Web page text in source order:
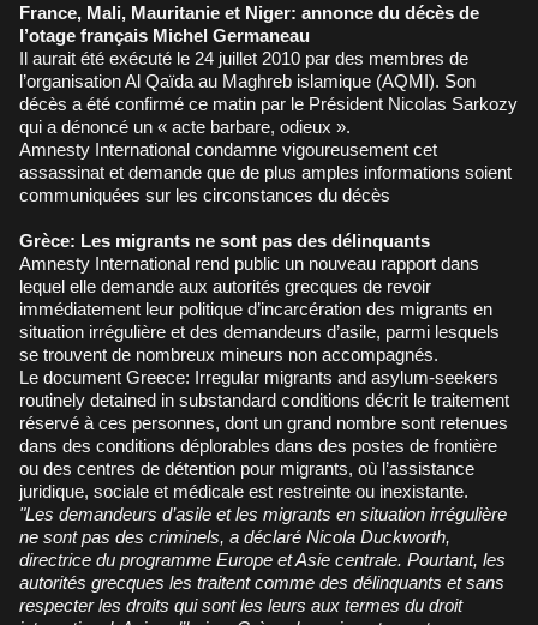
France, Mali, Mauritanie et Niger: annonce du décès de
l’otage français Michel Germaneau
Il aurait été exécuté le 24 juillet 2010 par des membres de
l’organisation Al Qaïda au Maghreb islamique (AQMI). Son
décès a été confirmé ce matin par le Président Nicolas Sarkozy
qui a dénoncé un « acte barbare, odieux ».
Amnesty International condamne vigoureusement cet
assassinat et demande que de plus amples informations soient
communiquées sur les circonstances du décès
Grèce: Les migrants ne sont pas des délinquants
Amnesty International rend public un nouveau rapport dans
lequel elle demande aux autorités grecques de revoir
immédiatement leur politique d’incarcération des migrants en
situation irrégulière et des demandeurs d’asile, parmi lesquels
se trouvent de nombreux mineurs non accompagnés.
Le document Greece: Irregular migrants and asylum-seekers
routinely detained in substandard conditions décrit le traitement
réservé à ces personnes, dont un grand nombre sont retenues
dans des conditions déplorables dans des postes de frontière
ou des centres de détention pour migrants, où l’assistance
juridique, sociale et médicale est restreinte ou inexistante.
"Les demandeurs d’asile et les migrants en situation irrégulière
ne sont pas des criminels, a déclaré Nicola Duckworth,
directrice du programme Europe et Asie centrale. Pourtant, les
autorités grecques les traitent comme des délinquants et sans
respecter les droits qui sont les leurs aux termes du droit